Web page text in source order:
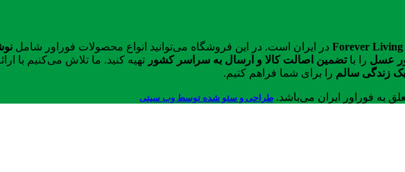
Forever Living در ایران است. در این فروشگاه می‌توانید انواع محصولات فوراور شامل
عسل را باتضمین اصالت کالا و ارسال به سراسر کشور تهیه کنید. ما تلاش می‌کنیم با
زندگی سالم را برای شما فراهم کنیم.
به فوراور ایران می‌باشد. طراحی و سئو شده توسط وب سیتی